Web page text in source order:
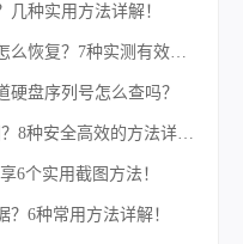
种实用方法详解！
盘序列号怎么查吗？
6个实用截图方法！
6种常用方法详解！